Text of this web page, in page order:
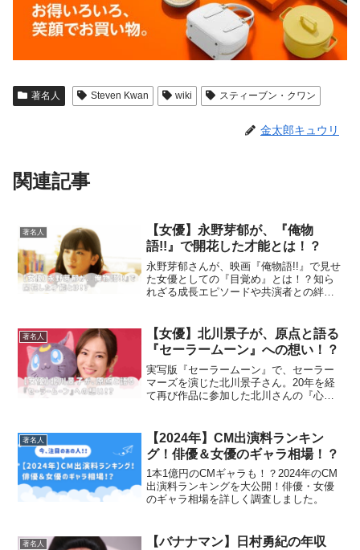
著名人 Steven Kwan wiki スティーブン・クワン
金太郎キュウリ
関連記事
著名人
【女優】永野芽郁が、『俺物
語!!』で開花した才能とは！？
永野芽郁さんが、映画『俺物語!!』で見せ
た女優としての『目覚め』とは！？知ら
れざる成長エピソードや共演者との絆を
著名人
【女優】北川景子が、原点と語る
『セーラームーン』への想い！？
実写版『セーラームーン』で、セーラー
マーズを演じた北川景子さん。20年を経
て再び作品に参加した北川さんの『心の
著名人
【2024年】CM出演料ランキン
グ！俳優＆女優のギャラ相場！？
1本1億円のCMギャラも！？2024年のCM
出演料ランキングを大公開！俳優・女優
のギャラ相場を詳しく調査しました。
著名人
【バナナマン】日村勇紀の年収